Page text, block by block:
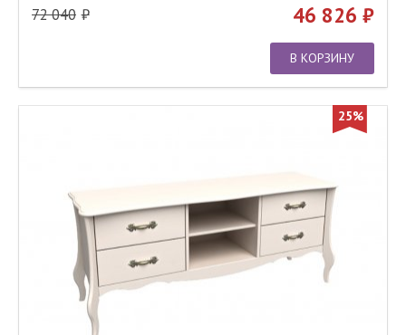
72 040 46 826
В КОРЗИНУ
25%